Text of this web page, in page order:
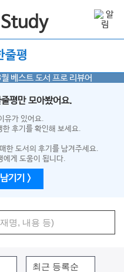
줄평
베스트 도서 프로 리뷰어
평만 모아봤어요.
유가 있어요.
후기를 확인해 보세요.
한 도서의 후기를 남겨주세요.
에게 도움이 됩니다.
기기 >